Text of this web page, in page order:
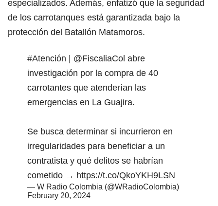
especializados. Además, enfatizó que la seguridad
de los carrotanques está garantizada bajo la
protección del Batallón Matamoros.
#Atención | @FiscaliaCol abre
investigación por la compra de 40
carrotantes que atenderían las
emergencias en La Guajira.
Se busca determinar si incurrieron en
irregularidades para beneficiar a un
contratista y qué delitos se habrían
cometido → https://t.co/QkoYKH9LSN
— W Radio Colombia (@WRadioColombia)
February 20, 2024